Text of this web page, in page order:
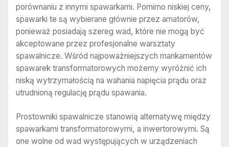
porównaniu z innymi spawarkami. Pomimo niskiej ceny,
spawarki te są wybierane głównie przez amatorów,
ponieważ posiadają szereg wad, które nie mogą być
akceptowane przez profesjonalne warsztaty
spawalnicze. Wśród najpoważniejszych mankamentów
spawarek transformatorowych możemy wyróżnić ich
niską wytrzymałością na wahania napięcia prądu oraz
utrudnioną regulację prądu spawania.
Prostowniki spawalnicze stanowią alternatywę między
spawarkami transformatorowymi, a inwertorowymi. Są
one wolne od wad występujących w urządzeniach